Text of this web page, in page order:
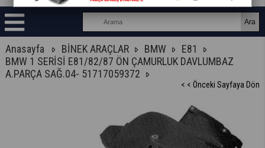
Anasayfa BİNEK ARAÇLAR BMW
E81
BMW 1 SERİSİ E81/82/87 ÖN ÇAMURLUK DAVLUMBAZ
A.PARÇA SAĞ.04- 51717059372
< < Önceki Sayfaya Dön